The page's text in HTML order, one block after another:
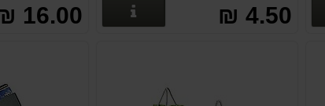
פרטים נוספים
4.50 ₪ פרטים נוספים
16.00 ₪